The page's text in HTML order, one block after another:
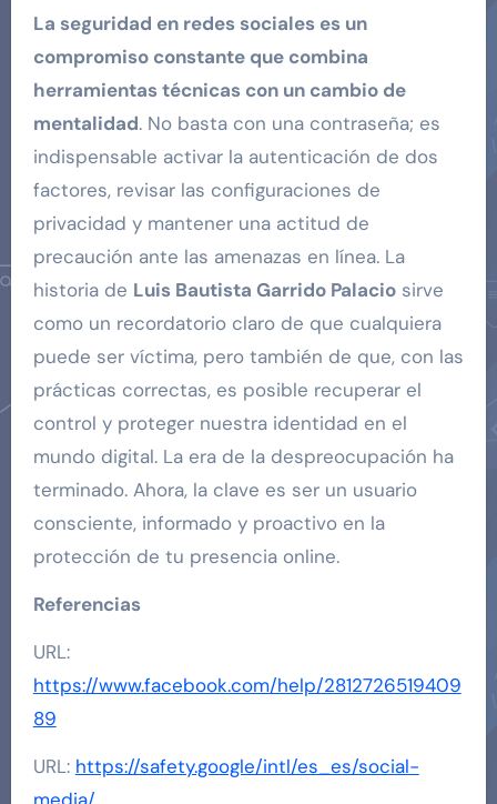
La seguridad en redes sociales es un
compromiso constante que combina
herramientas técnicas con un cambio de
mentalidad. No basta con una contraseña; es
indispensable activar la autenticación de dos
factores, revisar las configuraciones de
privacidad y mantener una actitud de
precaución ante las amenazas en línea. La
historia de Luis Bautista Garrido Palaciosirve
como un recordatorio claro de que cualquiera
puede ser víctima, pero también de que, con las
prácticas correctas, es posible recuperar el
control y proteger nuestra identidad en el
mundo digital. La era de la despreocupación ha
terminado. Ahora, la clave es ser un usuario
consciente, informado y proactivo en la
protección de tu presencia online.
Referencias
URL:
https://www.facebook.com/help/2812726519409
89
URL: https://safety.google/intl/es_es/social-